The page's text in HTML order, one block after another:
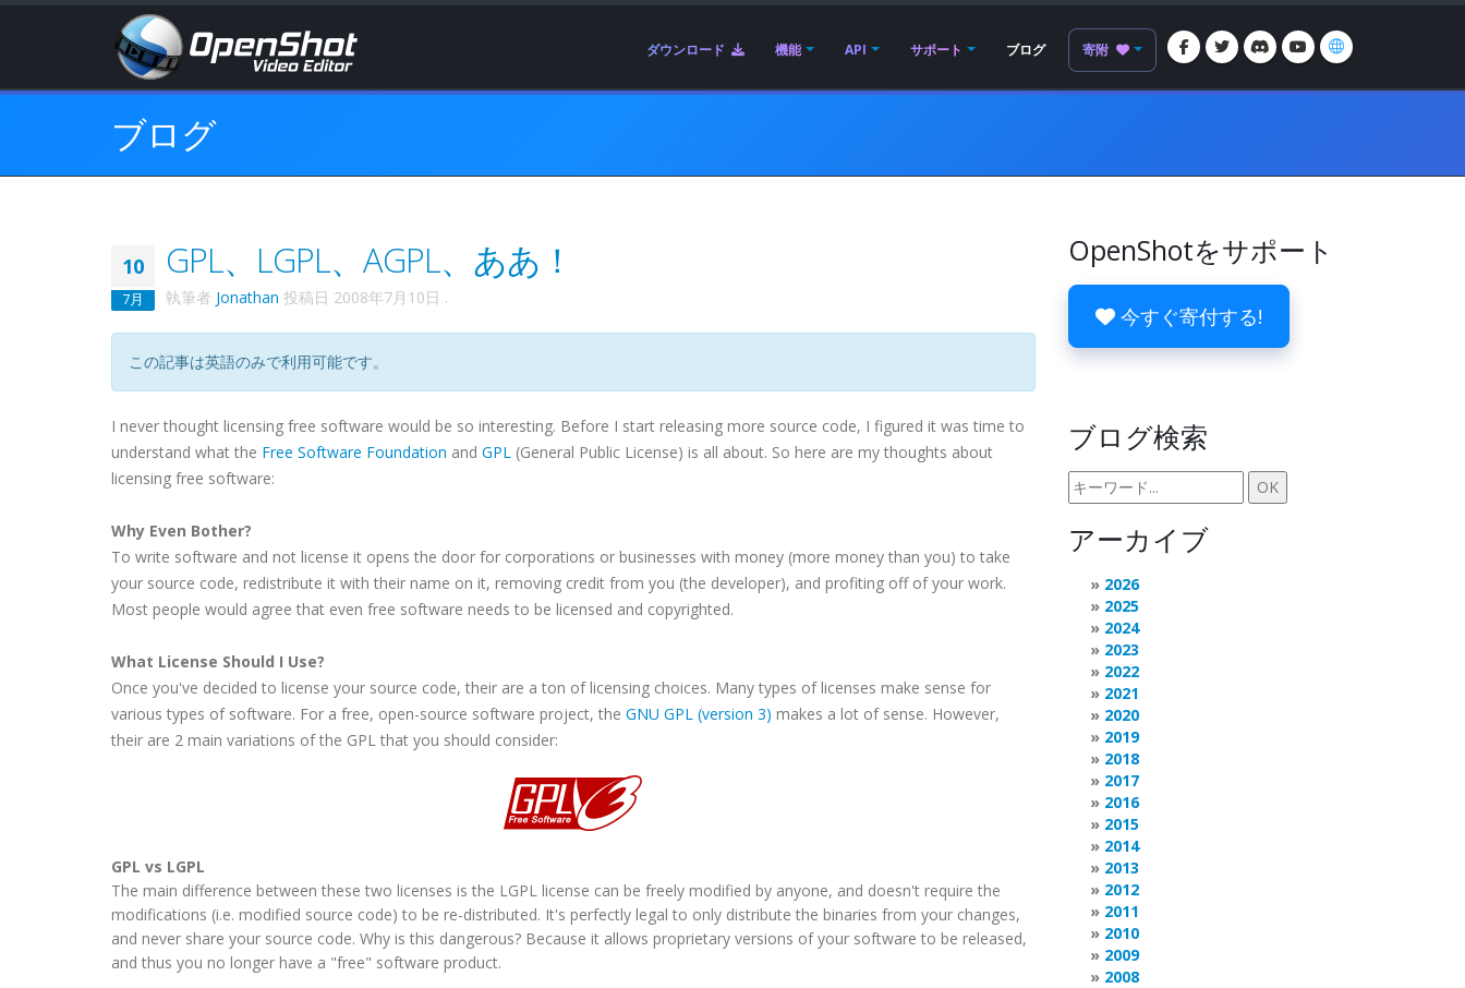
ダウンロード 機能 API サポート ブログ 寄附
ブログ
10
7月
GPL、LGPL、AGPL、ああ！
執筆者 Jonathan 投稿日 2008年7月10日 .
この記事は英語のみで利用可能です。
I never thought licensing free software would be so interesting. Before I start releasing more source code, I figured it was time to
understand what the Free Software Foundation and GPL (General Public License) is all about. So here are my thoughts about
licensing free software:
Why Even Bother?
To write software and not license it opens the door for corporations or businesses with money (more money than you) to take
your source code, redistribute it with their name on it, removing credit from you (the developer), and profiting off of your work.
Most people would agree that even free software needs to be licensed and copyrighted.
What License Should I Use?
Once you've decided to license your source code, their are a ton of licensing choices. Many types of licenses make sense for
various types of software. For a free, open-source software project, the GNU GPL (version 3) makes a lot of sense. However,
their are 2 main variations of the GPL that you should consider:
GPL vs LGPL
The main difference between these two licenses is the LGPL license can be freely modified by anyone, and doesn't require the
modifications (i.e. modified source code) to be re-distributed. It's perfectly legal to only distribute the binaries from your changes,
and never share your source code. Why is this dangerous? Because it allows proprietary versions of your software to be released,
and thus you no longer have a "free" software product.
OpenShotをサポート
今すぐ寄付する!
ブログ検索
アーカイブ
2026
2025
2024
2023
2022
2021
2020
2019
2018
2017
2016
2015
2014
2013
2012
2011
2010
2009
2008